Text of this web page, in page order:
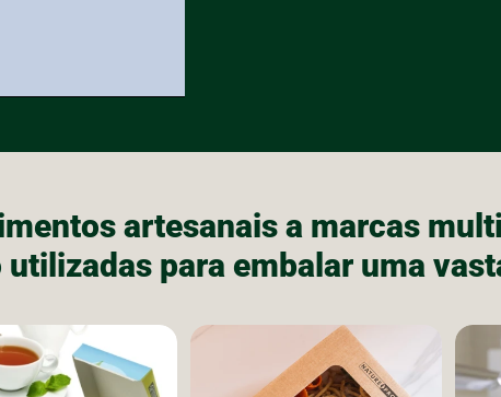
artesanais a marcas
para embalar uma